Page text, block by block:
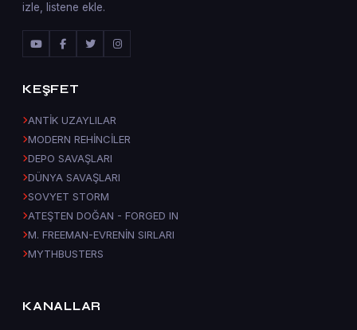
izle, listene ekle.
KEŞFET
ANTİK UZAYLILAR
MODERN REHİNCİLER
DEPO SAVAŞLARI
DÜNYA SAVAŞLARI
SOVYET STORM
ATEŞTEN DOĞAN - FORGED IN
M. FREEMAN-EVRENİN SIRLARI
MYTHBUSTERS
KANALLAR